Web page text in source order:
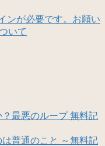
ンが必要です。お願い
いて
最悪のループ 無料記
普通のこと ～無料記